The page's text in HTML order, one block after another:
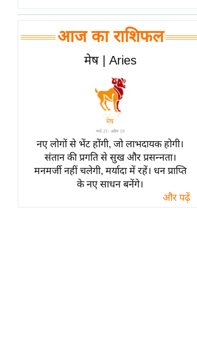
बॉलीवुड
हॉलीवुड
फिल्म समीक्षा
लाइफस्टाइल
टेक्नॉलॉजी
ब्यूटी/फैशन
घरेलू नुस्खे
पर्यटन स्थल
फिटनेस मंत्रा
आज का राशिफल
मेष | Aries
नए लोगों से भेंट होंगी, जो लाभदायक होगी।
संतान की प्रगति से सुख और प्रसन्नता।
मनमर्जी नहीं चलेगी, मर्यादा में रहें। धन प्राप्ति
के नए साधन बनेंगे।
और पढ़ें